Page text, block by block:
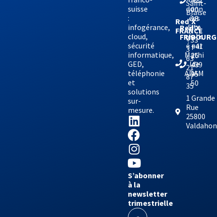
suisse
:
infogérance,
cloud,
sécurité
informatique,
GED,
téléphonie
et
solutions
sur-
mesure.
S’abonner
à la
newsletter
trimestrielle
Saint-
Blaise
Red’X
FRANCE
+33
3
63
21
87
35
1 Grande
Rue
25800
Valdahon
00
18
Red’X
FRIBOURG
+41
26
439
95
50
donn
ées
Site
réalis
é par
Mathi
lde
ADAM